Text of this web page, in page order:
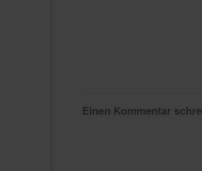
Einen Kommentar